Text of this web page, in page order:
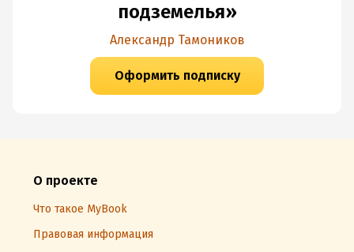
подземелья»
Александр Тамоников
Оформить подписку
О проекте
Что такое MyBook
Правовая информация